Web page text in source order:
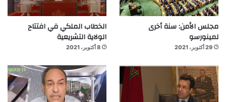
مجلس الأمن: سنة أخرى
لمينورسو
29 أكتوبر، 2021
الخطاب الملكي في افتتاح
الولاية التشريعية
8 أكتوبر، 2021